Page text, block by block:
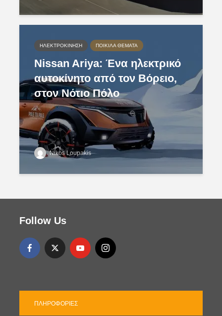
ΗΛΕΚΤΡΟΚΊΝΗΣΗ ΠΟΙΚΊΛΑ ΘΈΜΑΤΑ
Nissan Ariya: Ένα ηλεκτρικό
αυτοκίνητο από τον Βόρειο,
στον Νότιο Πόλο
Nikos Loupakis
Follow Us
ΠΛΗΡΟΦΟΡΊΕΣ